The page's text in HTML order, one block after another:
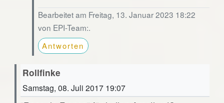
Bearbeitet am Freitag, 13. Januar 2023 18:22
von EPI-Team:.
Antworten
Rollfinke
Samstag, 08. Juli 2017 19:07